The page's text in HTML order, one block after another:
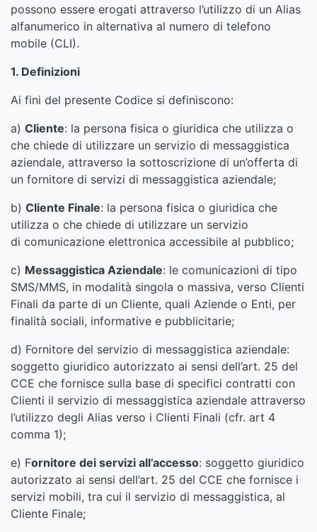
possono essere erogati attraverso l’utilizzo di un Alias
alfanumerico in alternativa al numero di telefono
mobile (CLI).
1. Definizioni
Ai fini del presente Codice si definiscono:
a) Cliente: la persona fisica o giuridica che utilizza o
che chiede di utilizzare un servizio di messaggistica
aziendale, attraverso la sottoscrizione di un’offerta di
un fornitore di servizi di messaggistica aziendale;
b) Cliente Finale: la persona fisica o giuridica che
utilizza o che chiede di utilizzare un servizio
di comunicazione elettronica accessibile al pubblico;
c) Messaggistica Aziendale: le comunicazioni di tipo
SMS/MMS, in modalità singola o massiva, verso Clienti
Finali da parte di un Cliente, quali Aziende o Enti, per
finalità sociali, informative e pubblicitarie;
d) Fornitore del servizio di messaggistica aziendale:
soggetto giuridico autorizzato ai sensi dell’art. 25 del
CCE che fornisce sulla base di specifici contratti con
Clienti il servizio di messaggistica aziendale attraverso
l’utilizzo degli Alias verso i Clienti Finali (cfr. art 4
comma 1);
e) Fornitore dei servizi all’accesso: soggetto giuridico
autorizzato ai sensi dell’art. 25 del CCE che fornisce i
servizi mobili, tra cui il servizio di messaggistica, al
Cliente Finale;